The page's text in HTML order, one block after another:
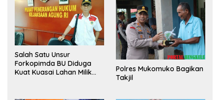
Salah Satu Unsur
Forkopimda BU Diduga
Kuat Kuasai Lahan Milik
Polres Mukomuko Bagikan
Takjil